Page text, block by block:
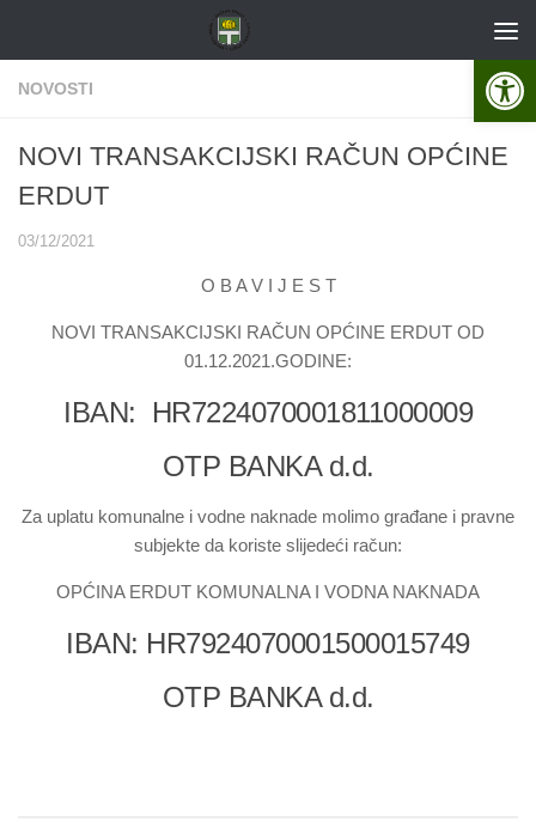
NOVOSTI
NOVI TRANSAKCIJSKI RAČUN OPĆINE
ERDUT
03/12/2021
O B A V I J E S T
NOVI TRANSAKCIJSKI RAČUN OPĆINE ERDUT OD
01.12.2021.GODINE:
IBAN:
HR7224070001811000009
OTP BANKA d.d.
Za uplatu komunalne i vodne naknade molimo građane i pravne
subjekte da koriste slijedeći račun:
OPĆINA ERDUT KOMUNALNA I VODNA NAKNADA
IBAN: HR7924070001500015749
OTP BANKA d.d.